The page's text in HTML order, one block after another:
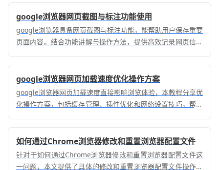
google浏览器网页截图与标注功能使用
google浏览器具备网页截图与标注功能，能帮助用户保存重要
页面内容。结合功能讲解与操作方法，提供高效记录网页信息
google浏览器网页加载速度优化操作方案
google浏览器网页加载速度直接影响浏览体验，本教程分享优
化操作方案，包括缓存管理、插件优化和网络设置技巧，帮助
如何通过Chrome浏览器修改和重置浏览器配置文件
针对于如何通过Chrome浏览器修改和重置浏览器配置文件这
一问题，本文提供了具体的修改和重置浏览器配置文件操作方